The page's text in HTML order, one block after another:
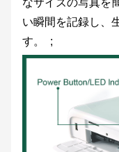
なサイズの写真を
い瞬間を記録し、
す。 ;